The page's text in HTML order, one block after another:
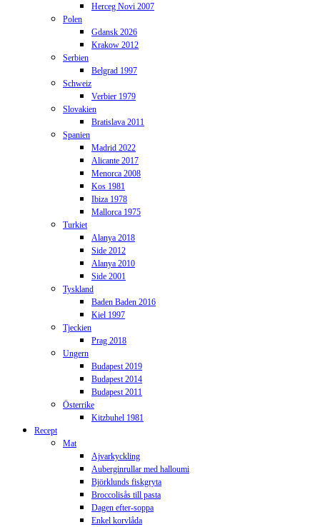
Herceg Novi 2007
Polen
Gdansk 2026
Krakow 2012
Serbien
Belgrad 1997
Schweiz
Verbier 1979
Slovakien
Bratislava 2011
Spanien
Madrid 2022
Alicante 2017
Menorca 2008
Kos 1981
Ibiza 1978
Mallorca 1975
Turkiet
Alanya 2018
Side 2012
Alanya 2010
Side 2001
Tyskland
Baden Baden 2016
Kiel 1997
Tjeckien
Prag 2018
Ungern
Budapest 2019
Budapest 2014
Budapest 2011
Österrike
Kitzbuhel 1981
Recept
Mat
Ajvarkyckling
Auberginrullar med halloumi
Björklunds fiskgryta
Broccolisås till pasta
Dagen efter-soppa
Enkel korvlåda